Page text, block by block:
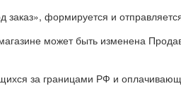
формируется и
может быть изменена
за границами РФ и